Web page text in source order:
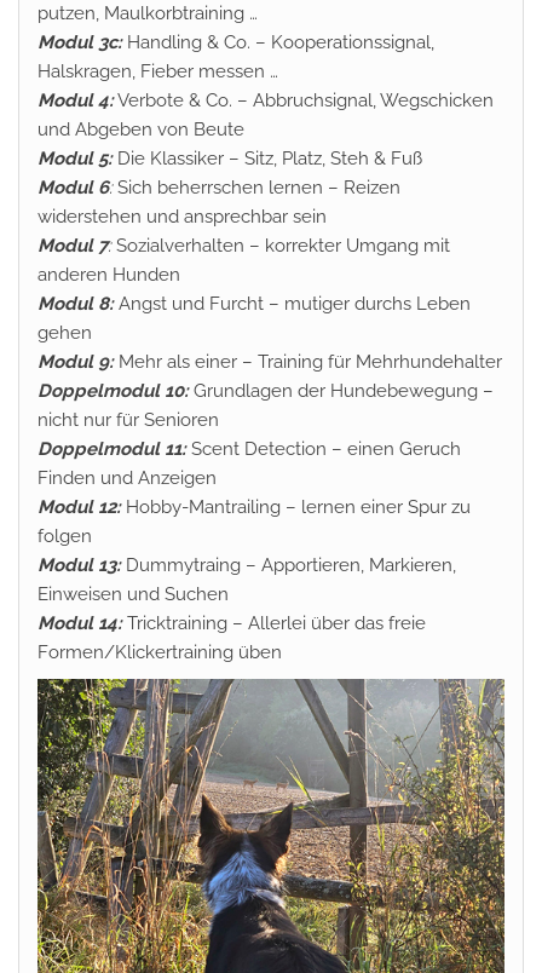
putzen, Maulkorbtraining …
Modul 3c:Handling & Co. – Kooperationssignal,
Halskragen, Fieber messen …
Modul 4:Verbote & Co. – Abbruchsignal, Wegschicken
und Abgeben von Beute
Modul 5: Die Klassiker – Sitz, Platz, Steh & Fuß
Modul 6:Sich beherrschen lernen – Reizen
widerstehen und ansprechbar sein
Modul 7:Sozialverhalten – korrekter Umgang mit
anderen Hunden
Modul 8:Angst und Furcht – mutiger durchs Leben
gehen
Modul 9:Mehr als einer – Training für Mehrhundehalter
Doppelmodul 10:Grundlagen der Hundebewegung –
nicht nur für Senioren
Doppelmodul 11:Scent Detection – einen Geruch
Finden und Anzeigen
Modul 12:Hobby-Mantrailing – lernen einer Spur zu
folgen
Modul 13:Dummytraing – Apportieren, Markieren,
Einweisen und Suchen
Modul 14:Tricktraining – Allerlei über das freie
Formen/Klickertraining üben